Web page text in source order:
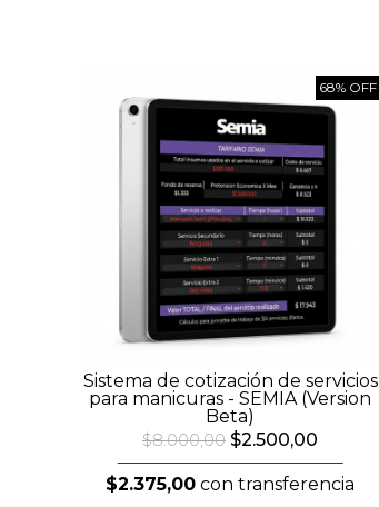
68% OFF
Sistema de cotización de servicios
para manicuras - SEMIA (Version
Beta)
$8.000,00 $2.500,00
$2.375,00 con transferencia